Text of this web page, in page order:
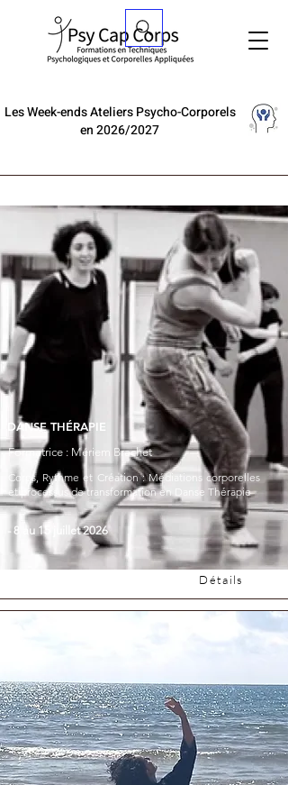
Les Week-ends Ateliers Psycho-Corporels
en 2026/2027
DANSE THÉRAPIE
Formatrice : Mériem Brachet
Corps, Rythme et Création : Médiations corporelles
et processus de transformation en Danse Thérapie
- 8 au 15 juillet 2026
Détails